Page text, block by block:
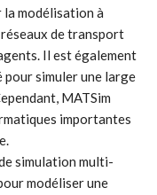
la modélisation à
de transport
Il est également
simuler une large
MATSim
importantes
simulation multi-
modéliser une